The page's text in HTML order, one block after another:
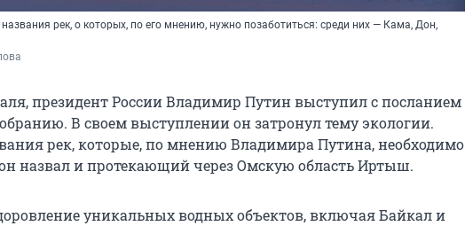
рек, о которых, по его мнению, нужно позаботиться: среди них — Кама, Дон,
президент России Владимир Путин выступил с посланием
В своем выступлении он затронул тему экологии.
рек, которые, по мнению Владимира Путина, необходимо
назвал и протекающий через Омскую область Иртыш.
уникальных водных объектов, включая Байкал и